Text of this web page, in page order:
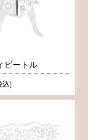
ビートル
込)